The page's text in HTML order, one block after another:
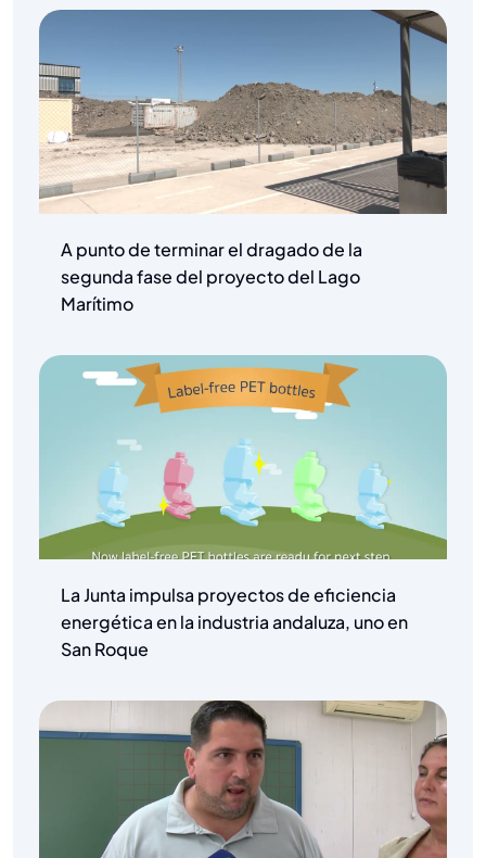
A punto de terminar el dragado de la
segunda fase del proyecto del Lago
Marítimo
La Junta impulsa proyectos de eficiencia
energética en la industria andaluza, uno en
San Roque